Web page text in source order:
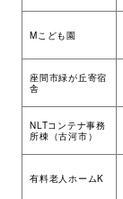
Mこども園
座間市緑が丘寄宿
舎
NLTコンテナ事務
所棟（古河市）
有料老人ホームK